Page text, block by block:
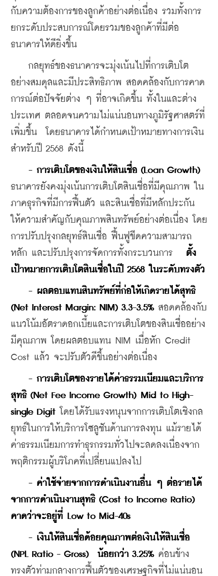
กับความต้องการของลูกค้าอย่างต่อเนื่อง รวมทั้งการ
ยกระดับประสบการณ์โดยรวมของลูกค้าที่มีต่อ
ธนาคารให้ดียิ่งขึ้น
กลยุทธ์ของธนาคารจะมุ่งเน้นไปที่การเติบโต
อย่างสมดุลและมีประสิทธิภาพ สอดคล้องกับการคาด
การณ์ต่อปัจจัยต่าง ๆ ที่อาจเกิดขึ้น ทั้งในและต่าง
ประเทศ ตลอดจนความไม่แน่นอนทางภูมิรัฐศาสตร์ที่
เพิ่มขึ้น  โดยธนาคารได้กําหนดเป้าหมายทางการเงิน
สําหรับปี 2568 ดังนี้
- การเติบโตของเงินให้สินเชื่อ (Loan Growth)
ธนาคารยังคงมุ่งเน้นการเติบโตสินเชื่อที่มีคุณภาพ ใน
ภาคธุรกิจที่มีการฟื้นตัว และสินเชื่อที่มีหลักประกัน
ให้ความสำคัญกับคุณภาพสินทรัพย์อย่างต่อเนื่อง โดย
การปรับปรุงกลยุทธ์สินเชื่อ ฟื้นฟูขีดความสามารถ
หลัก และปรับปรุงการจัดการทั้งกระบวนการ ตั้ง
เป้าหมายการเติบโตสินเชื่อในปี 2568 ในระดับทรงตัว
- ผลตอบแทนสินทรัพย์ที่ก่อให้เกิดรายได้สุทธิ
(Net Interest Margin: NIM) 3.3-3.5% สอดคล้องกับ
แนวโน้มอัตราดอกเบี้ยและการเติบโตของสินเชื่ออย่าง
มีคุณภาพ โดยผลตอบแทน NIM เมื่อหัก Credit
Cost แล้ว จะปรับตัวดีขึ้นอย่างต่อเนื่อง
- การเติบโตของรายได้ค่าธรรมเนียมและบริการ
สุทธิ (Net Fee Income Growth) Mid to High-
single Digit โดยได้รับแรงหนุนจากการเติบโตเชิงกล
ยุทธ์ในการให้บริการโซลูชันด้านการลงทุน แม้รายได้
ค่าธรรมเนียมการทําธุรกรรมทั่วไปจะลดลงเนื่องจาก
พฤติกรรมผู้บริโภคที่เปลี่ยนแปลงไป
- ค่าใช้จ่ายจากการดำเนินงานอื่น ๆ ต่อรายได้
จากการดำเนินงานสุทธิ (Cost to Income Ratio)
คาดว่าจะอยู่ที่ Low to Mid-40s
- เงินให้สินเชื่อด้อยคุณภาพต่อเงินให้สินเชื่อ
(NPL Ratio - Gross)  น้อยกว่า 3.25% ค่อนข้าง
ทรงตัวท่ามกลางการฟื้นตัวของเศรษฐกิจที่ไม่แน่นอน